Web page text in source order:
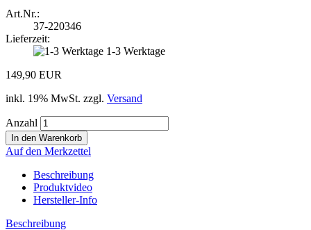
Art.Nr.:
37-220346
Lieferzeit:
1-3 Werktage
149,90 EUR
inkl. 19% MwSt. zzgl. Versand
Anzahl
Auf den Merkzettel
Beschreibung
Produktvideo
Hersteller-Info
Beschreibung